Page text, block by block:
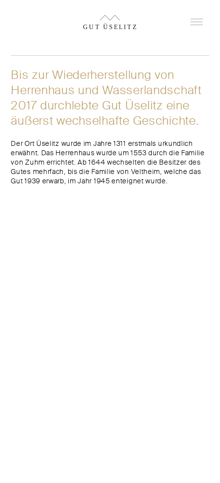
Bis zur Wiederherstellung von
Herrenhaus und Wasserlandschaft
2017 durchlebte Gut Üselitz eine
äußerst wechselhafte Geschichte.
Der Ort Üselitz wurde im Jahre 1311 erstmals urkundlich
erwähnt. Das Herrenhaus wurde um 1553 durch die Familie
von Zuhm errichtet. Ab 1644 wechselten die Besitzer des
Gutes mehrfach, bis die Familie von Veltheim, welche das
Gut 1939 erwarb, im Jahr 1945 enteignet wurde.